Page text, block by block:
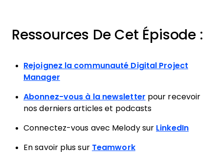
Ressources De Cet Épisode :
Rejoignez la communauté Digital Project
Manager
Abonnez-vous à la newsletter pour recevoir
nos derniers articles et podcasts
Connectez-vous avec Melody sur LinkedIn
En savoir plus sur Teamwork